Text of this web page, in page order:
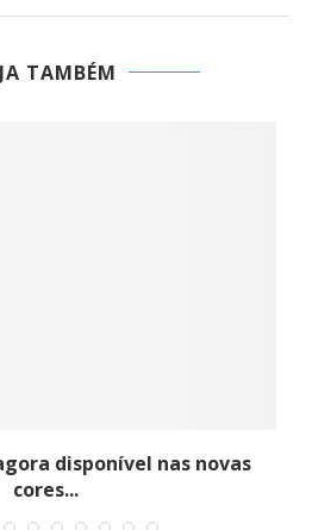
TAMBÉM
disponível nas novas
cores...